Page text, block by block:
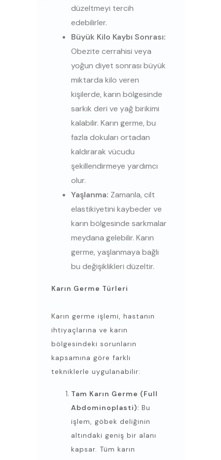
düzeltmeyi tercih
edebilirler.
Büyük Kilo Kaybı Sonrası:
Obezite cerrahisi veya
yoğun diyet sonrası büyük
miktarda kilo veren
kişilerde, karın bölgesinde
sarkık deri ve yağ birikimi
kalabilir. Karın germe, bu
fazla dokuları ortadan
kaldırarak vücudu
şekillendirmeye yardımcı
olur.
Yaşlanma: Zamanla, cilt
elastikiyetini kaybeder ve
karın bölgesinde sarkmalar
meydana gelebilir. Karın
germe, yaşlanmaya bağlı
bu değişiklikleri düzeltir.
Karın Germe Türleri
Karın germe işlemi, hastanın
ihtiyaçlarına ve karın
bölgesindeki sorunların
kapsamına göre farklı
tekniklerle uygulanabilir:
Tam Karın Germe (Full
Abdominoplasti): Bu
işlem, göbek deliğinin
altındaki geniş bir alanı
kapsar. Tüm karın